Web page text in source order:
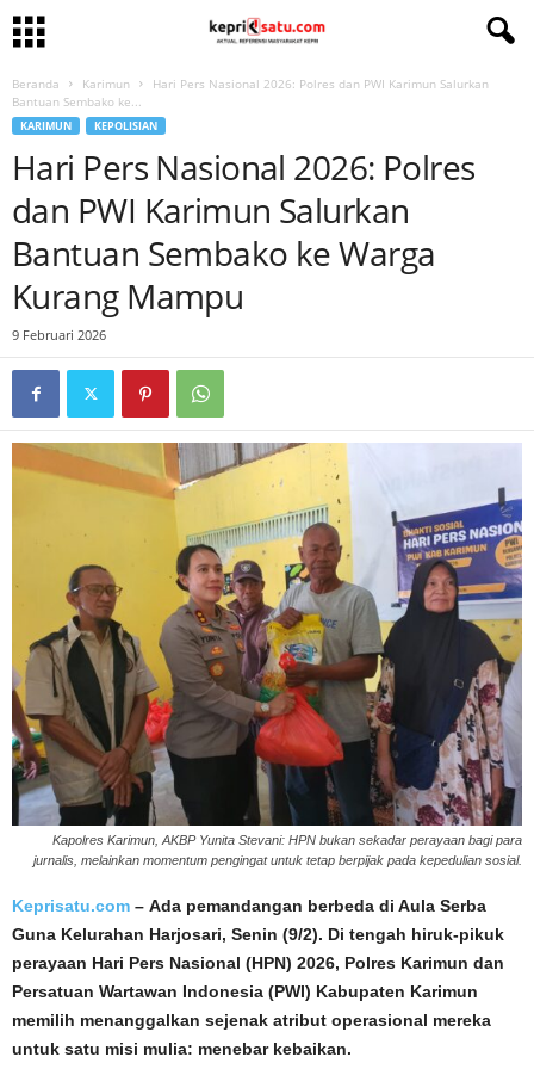
Beranda Karimun
Hari Pers Nasional 2026: Polres dan PWI Karimun Salurkan
Bantuan Sembako ke...
KARIMUN KEPOLISIAN
Hari Pers Nasional 2026: Polres
dan PWI Karimun Salurkan
Bantuan Sembako ke Warga
Kurang Mampu
9 Februari 2026
Kapolres Karimun, AKBP Yunita Stevani: HPN bukan sekadar perayaan bagi para
jurnalis, melainkan momentum pengingat untuk tetap berpijak pada kepedulian sosial.
Keprisatu.com – Ada pemandangan berbeda di Aula Serba
Guna Kelurahan Harjosari, Senin (9/2). Di tengah hiruk-pikuk
perayaan Hari Pers Nasional (HPN) 2026, Polres Karimun dan
Persatuan Wartawan Indonesia (PWI) Kabupaten Karimun
memilih menanggalkan sejenak atribut operasional mereka
untuk satu misi mulia: menebar kebaikan.